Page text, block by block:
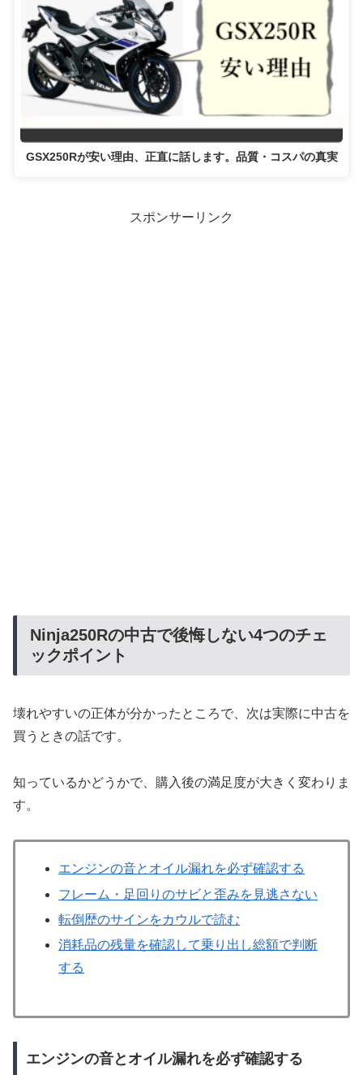
GSX250Rが安い理由、正直に話します。品質・コスパの真実
スポンサーリンク
Ninja250Rの中古で後悔しない4つのチェ
ックポイント
壊れやすいの正体が分かったところで、次は実際に中古を
買うときの話です。
知っているかどうかで、購入後の満足度が大きく変わりま
す。
エンジンの音とオイル漏れを必ず確認する
フレーム・足回りのサビと歪みを見逃さない
転倒歴のサインをカウルで読む
消耗品の残量を確認して乗り出し総額で判断
する
エンジンの音とオイル漏れを必ず確認する